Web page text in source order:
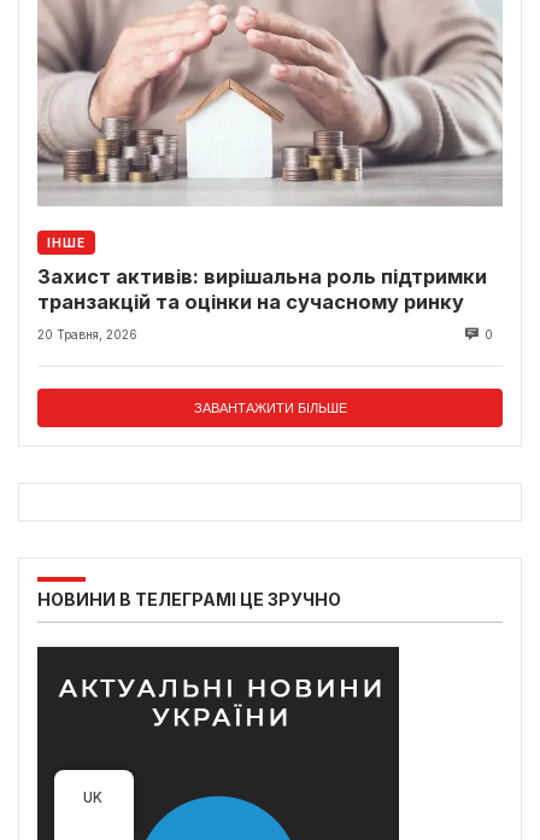
ІНШЕ
Захист активів: вирішальна роль підтримки
транзакцій та оцінки на сучасному ринку
20 Травня, 2026 0
ЗАВАНТАЖИТИ БІЛЬШЕ
НОВИНИ В ТЕЛЕГРАМІ ЦЕ ЗРУЧНО
UK